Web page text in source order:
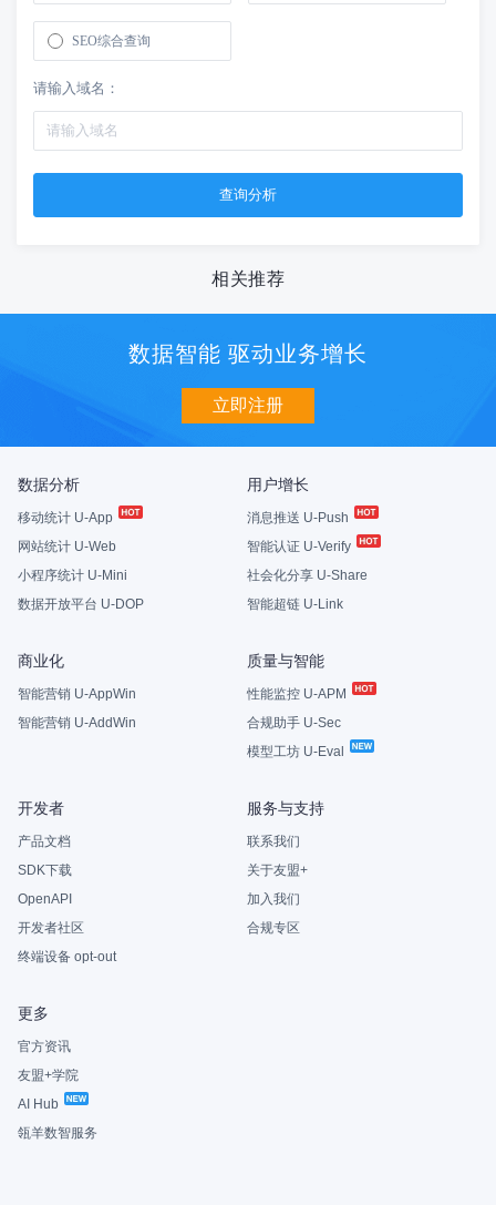
SEO综合查询
请输入域名：
相关推荐
数据智能 驱动业务增长
立即注册
数据分析
移动统计 U-App
网站统计 U-Web
小程序统计 U-Mini
数据开放平台 U-DOP
用户增长
消息推送 U-Push
智能认证 U-Verify
社会化分享 U-Share
智能超链 U-Link
商业化
智能营销 U-AppWin
智能营销 U-AddWin
质量与智能
性能监控 U-APM
合规助手 U-Sec
模型工坊 U-Eval
开发者
产品文档
SDK下载
OpenAPI
开发者社区
终端设备 opt-out
服务与支持
联系我们
关于友盟+
加入我们
合规专区
更多
官方资讯
友盟+学院
AI Hub
瓴羊数智服务